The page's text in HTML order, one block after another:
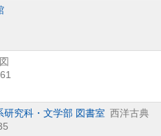
究科・文学部 図書室 西洋古典